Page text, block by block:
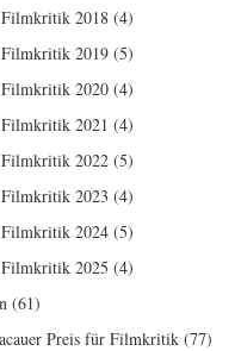
2018 (4)
2019 (5)
2020 (4)
2021 (4)
2022 (5)
2023 (4)
2024 (5)
2025 (4)
(61)
Preis für Filmkritik (77)